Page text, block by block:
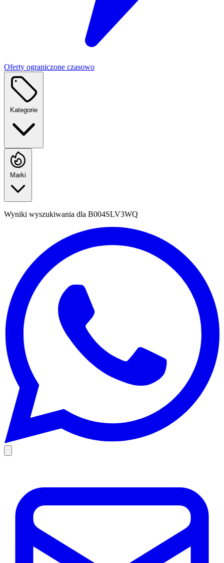
Oferty ograniczone czasowo
Kategorie
Marki
Wyniki wyszukiwania dla B004SLV3WQ